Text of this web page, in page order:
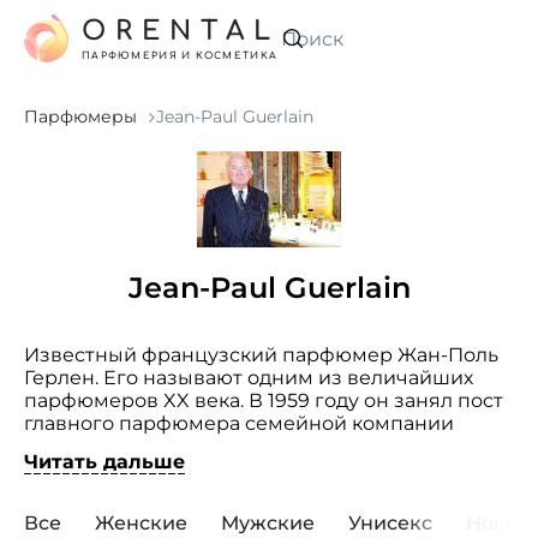
Искать
ORENTAL
ПАРФЮМЕРИЯ И КОСМЕТИКА
Парфюмеры Jean-Paul Guerlain
Jean-Paul Guerlain
Известный французский парфюмер Жан-Поль
Герлен. Его называют одним из величайших
парфюмеров XX века. В 1959 году он занял пост
главного парфюмера семейной компании
В 1994 году компания была приобретена LVMH,
и выпускать их под брендом Guerlain вплоть
Читать дальше
Все Женские Мужские Унисекс